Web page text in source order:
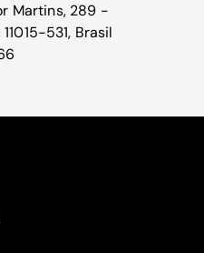
Martins, 289 -
531, Brasil